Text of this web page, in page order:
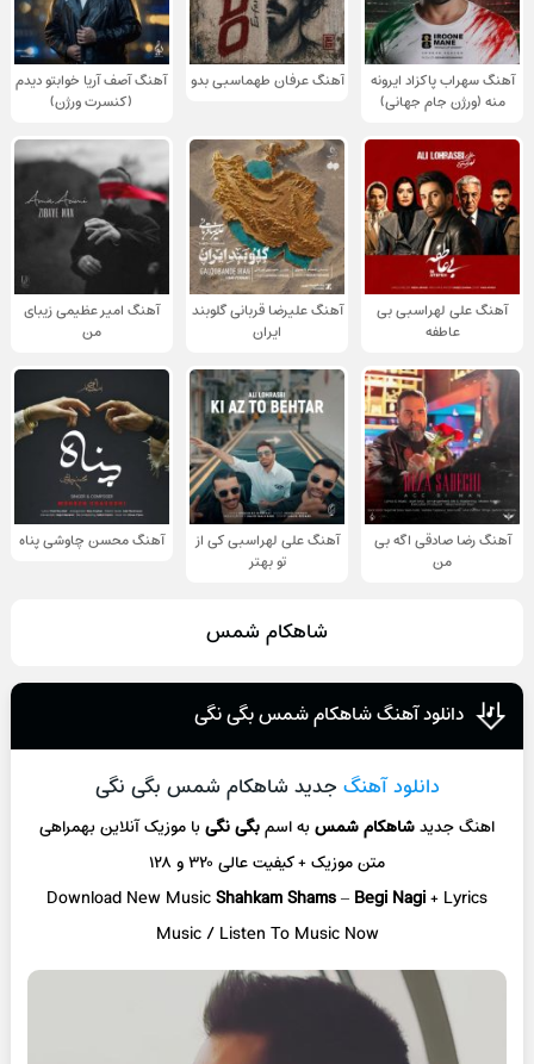
آهنگ سهراب پاکزاد ایرونه
منه (ورژن جام جهانی)
آهنگ عرفان طهماسبی بدو
آهنگ آصف آریا خوابتو دیدم
(کنسرت ورژن)
آهنگ علی لهراسبی بی
عاطفه
آهنگ علیرضا قربانی گلوبند
ایران
آهنگ امیر عظیمی زیبای
من
آهنگ رضا صادقی اگه بی
من
آهنگ علی لهراسبی کی از
تو ‌بهتر
آهنگ محسن چاوشی پناه
شاهکام شمس
دانلود آهنگ شاهکام شمس بگی نگی
دانلود آهنگ جدید شاهکام شمس بگی نگی
اهنگ جدیدشاهکام شمسبه اسمبگی نگیبا موزیک آنلاینبهمراهی
متن موزیک + کیفیت عالی ۳۲۰ و ۱۲۸
Download New MusicShahkam Shams– Begi Nagi+ Lyrics
Music / Listen To Music Now